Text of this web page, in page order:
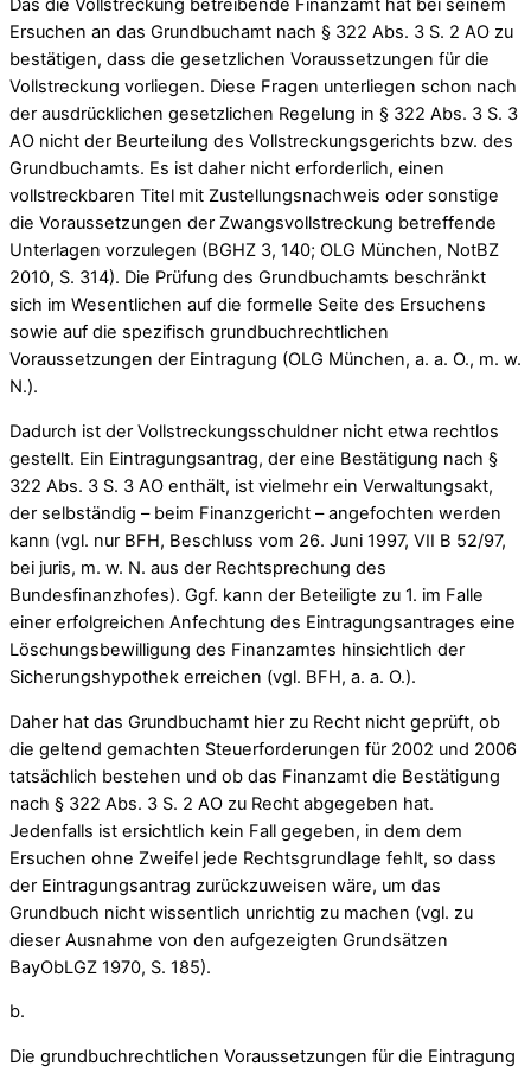
Das die Vollstreckung betreibende Finanzamt hat bei seinem
Ersuchen an das Grundbuchamt nach § 322 Abs. 3 S. 2 AO zu
bestätigen, dass die gesetzlichen Voraussetzungen für die
Vollstreckung vorliegen. Diese Fragen unterliegen schon nach
der ausdrücklichen gesetzlichen Regelung in § 322 Abs. 3 S. 3
AO nicht der Beurteilung des Vollstreckungsgerichts bzw. des
Grundbuchamts. Es ist daher nicht erforderlich, einen
vollstreckbaren Titel mit Zustellungsnachweis oder sonstige
die Voraussetzungen der Zwangsvollstreckung betreffende
Unterlagen vorzulegen (BGHZ 3, 140; OLG München, NotBZ
2010, S. 314). Die Prüfung des Grundbuchamts beschränkt
sich im Wesentlichen auf die formelle Seite des Ersuchens
sowie auf die spezifisch grundbuchrechtlichen
Voraussetzungen der Eintragung (OLG München, a. a. O., m. w.
N.).
Dadurch ist der Vollstreckungsschuldner nicht etwa rechtlos
gestellt. Ein Eintragungsantrag, der eine Bestätigung nach §
322 Abs. 3 S. 3 AO enthält, ist vielmehr ein Verwaltungsakt,
der selbständig – beim Finanzgericht – angefochten werden
kann (vgl. nur BFH, Beschluss vom 26. Juni 1997, VII B 52/97,
bei juris, m. w. N. aus der Rechtsprechung des
Bundesfinanzhofes). Ggf. kann der Beteiligte zu 1. im Falle
einer erfolgreichen Anfechtung des Eintragungsantrages eine
Löschungsbewilligung des Finanzamtes hinsichtlich der
Sicherungshypothek erreichen (vgl. BFH, a. a. O.).
Daher hat das Grundbuchamt hier zu Recht nicht geprüft, ob
die geltend gemachten Steuerforderungen für 2002 und 2006
tatsächlich bestehen und ob das Finanzamt die Bestätigung
nach § 322 Abs. 3 S. 2 AO zu Recht abgegeben hat.
Jedenfalls ist ersichtlich kein Fall gegeben, in dem dem
Ersuchen ohne Zweifel jede Rechtsgrundlage fehlt, so dass
der Eintragungsantrag zurückzuweisen wäre, um das
Grundbuch nicht wissentlich unrichtig zu machen (vgl. zu
dieser Ausnahme von den aufgezeigten Grundsätzen
BayObLGZ 1970, S. 185).
b.
Die grundbuchrechtlichen Voraussetzungen für die Eintragung